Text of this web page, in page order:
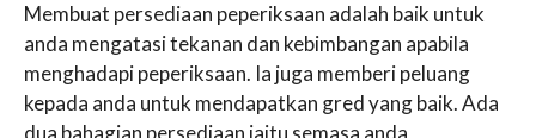
Membuat persediaan peperiksaan adalah baik untuk
anda mengatasi tekanan dan kebimbangan apabila
menghadapi peperiksaan. Ia juga memberi peluang
kepada anda untuk mendapatkan gred yang baik. Ada
dua bahagian persediaan iaitu semasa anda